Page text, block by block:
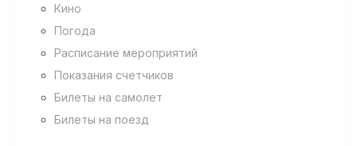
Кино
Погода
Расписание мероприятий
Показания счетчиков
Билеты на самолет
Билеты на поезд